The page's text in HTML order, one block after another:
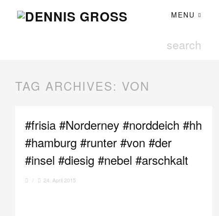
MENU
TAG ARCHIVES: VON
#frisia #Norderney #norddeich #hh
#hamburg #runter #von #der
#insel #diesig #nebel #arschkalt
/ 24. April 2015